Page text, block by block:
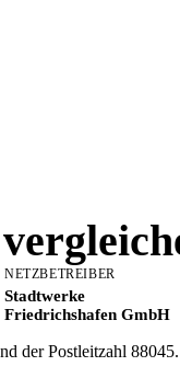
NETZBETREIBER
Stadtwerke
Friedrichshafen GmbH
der Postleitzahl